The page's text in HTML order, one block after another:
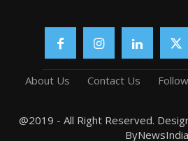
About Us Contact Us
@2019 - All Right Reserved.
ByNewsIndia